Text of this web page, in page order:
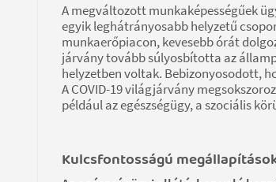
A megváltozott munkaképességűek
egyik leghátrányosabb helyzetű
munkaerőpiacon, kevesebb órát
járvány tovább súlyosbította az
helyzetben voltak. Bebizonyosodott,
A COVID-19 világjárvány
például az egészségügy, a szociális
Kulcsfontosságú